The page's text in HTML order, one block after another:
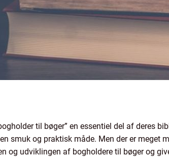
til bøger” en essentiel del af deres
smuk og praktisk måde. Men der er meget
og udviklingen af bogholdere til bøger og